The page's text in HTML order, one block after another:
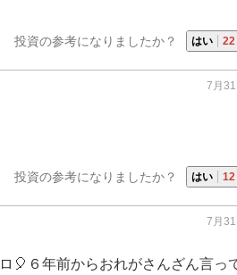
投資の参考になりましたか？ はい 22
7月
投資の参考になりましたか？ はい 12
7月
🎈６年前からおれがさんざん言っ